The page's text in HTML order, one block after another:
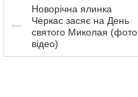
Новорічна ялинка
Черкас засяє на День
святого Миколая (фото,
відео)